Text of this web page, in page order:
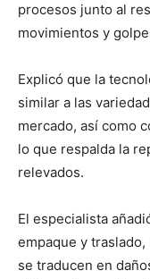
procesos junto al
movimientos y
Explicó que la
similar a las
mercado, así como
lo que respalda la
relevados.
El especialista
empaque y
se traducen en